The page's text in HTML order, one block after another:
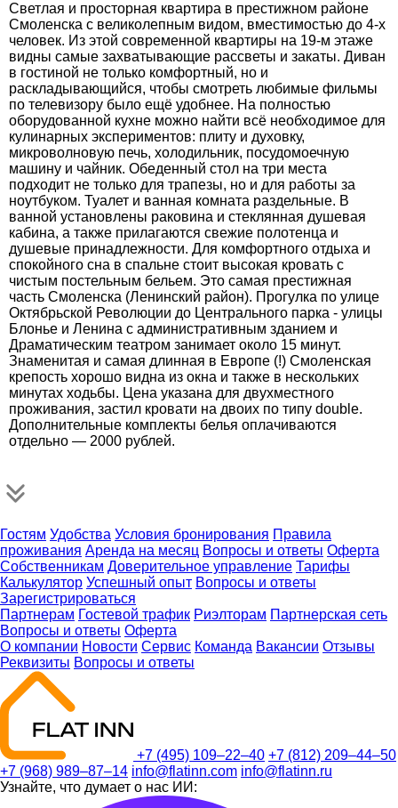
Светлая и просторная квартира в престижном районе
Смоленска с великолепным видом, вместимостью до 4-х
человек. Из этой современной квартиры на 19-м этаже
видны самые захватывающие рассветы и закаты. Диван
в гостиной не только комфортный, но и
раскладывающийся, чтобы смотреть любимые фильмы
по телевизору было ещё удобнее. На полностью
оборудованной кухне можно найти всё необходимое для
кулинарных экспериментов: плиту и духовку,
микроволновую печь, холодильник, посудомоечную
машину и чайник. Обеденный стол на три места
подходит не только для трапезы, но и для работы за
ноутбуком. Туалет и ванная комната раздельные. В
ванной установлены раковина и стеклянная душевая
кабина, а также прилагаются свежие полотенца и
душевые принадлежности. Для комфортного отдыха и
спокойного сна в спальне стоит высокая кровать с
чистым постельным бельем. Это самая престижная
часть Смоленска (Ленинский район). Прогулка по улице
Октябрьской Революции до Центрального парка - улицы
Блонье и Ленина с административным зданием и
Драматическим театром занимает около 15 минут.
Знаменитая и самая длинная в Европе (!) Смоленская
крепость хорошо видна из окна и также в нескольких
минутах ходьбы. Цена указана для двухместного
проживания, застил кровати на двоих по типу double.
Дополнительные комплекты белья оплачиваются
отдельно — 2000 рублей.
Гостям Удобства Условия бронирования Правила
проживания Аренда на месяц Вопросы и ответы Оферта
Собственникам Доверительное управление Тарифы
Калькулятор Успешный опыт Вопросы и ответы
Зарегистрироваться
Партнерам Гостевой трафик Риэлторам Партнерская сеть
Вопросы и ответы Оферта
О компании Новости Сервис Команда Вакансии Отзывы
Реквизиты Вопросы и ответы
+7 (495) 109–22–40 +7 (812) 209–44–50
+7 (968) 989–87–14 info@flatinn.com info@flatinn.ru
Узнайте, что думает о нас ИИ: